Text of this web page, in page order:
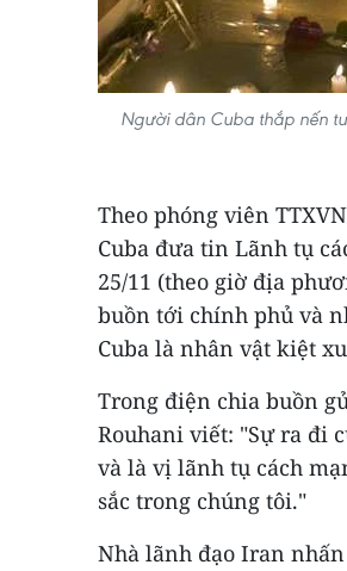
Người dân Cuba thắp nến
Theo phóng viên
Cuba đưa tin Lãnh tụ
25/11 (theo giờ địa
buồn tới chính phủ và
Cuba là nhân vật kiệt
Trong điện chia buồn
Rouhani viết: "Sự ra đi
và là vị lãnh tụ cách
sắc trong chúng tôi."
Nhà lãnh đạo Iran